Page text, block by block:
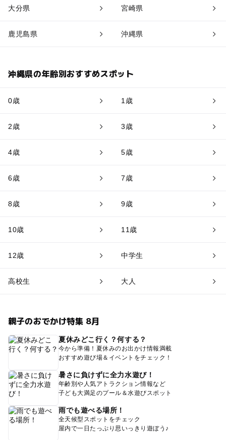
大分県 宮崎県
鹿児島県 沖縄県
沖縄県の年齢別おすすめスポット
0歳 1歳
2歳 3歳
4歳 5歳
6歳 7歳
8歳 9歳
10歳 11歳
12歳 中学生
高校生 大人
親子のおでかけ特集 8月
夏休みどこ行く？何する？
今から準備！夏休みのお出かけ情報満載
おすすめ遊び場＆イベントをチェック！
暑さに負けずに全力水遊び！
年齢別や人気アトラクション情報など
子ども大満足のプール＆水遊びスポット
雨でも遊べる場所！
全天候型スポットをチェック
屋内で一日たっぷり思いっきり遊ぼう♪